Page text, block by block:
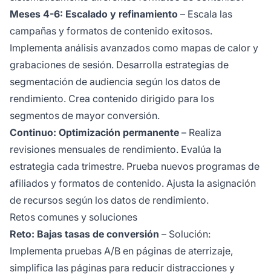
Meses 4-6: Escalado y refinamiento – Escala las
campañas y formatos de contenido exitosos.
Implementa análisis avanzados como mapas de calor y
grabaciones de sesión. Desarrolla estrategias de
segmentación de audiencia según los datos de
rendimiento. Crea contenido dirigido para los
segmentos de mayor conversión.
Continuo: Optimización permanente – Realiza
revisiones mensuales de rendimiento. Evalúa la
estrategia cada trimestre. Prueba nuevos programas de
afiliados y formatos de contenido. Ajusta la asignación
de recursos según los datos de rendimiento.
Retos comunes y soluciones
Reto: Bajas tasas de conversión – Solución:
Implementa pruebas A/B en páginas de aterrizaje,
simplifica las páginas para reducir distracciones y